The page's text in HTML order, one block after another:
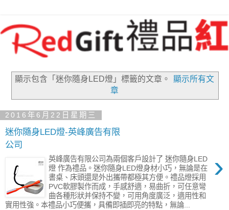
顯示包含「迷你隨身LED燈」 標籤的文章。
顯示所有文
章
2016年6月22日星期三
迷你隨身LED燈-英峰廣告有限
公司
›
英峰廣告有限公司為兩個客戶設計了 迷你隨身LED
燈 作為禮品。迷你隨身LED燈身材小巧，無論是在
書桌、床頭還是外出攜帶都極其方便。禮品燈採用
PVC軟膠製作而成，手感舒適，易曲折，可任意彎
曲各種形狀并保持不變，可用角度廣泛，適用性和
實用性強。本禮品小巧便攜，具備即插即亮的特點，無論...